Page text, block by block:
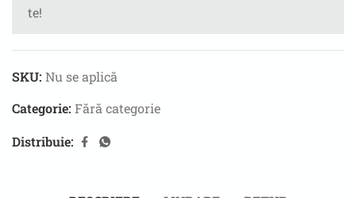
te!
SKU: Nu se aplică
Categorie: Fără categorie
Distribuie: